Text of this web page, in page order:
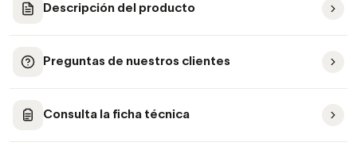
Descripción del producto
Preguntas de nuestros clientes
Consulta la ficha técnica